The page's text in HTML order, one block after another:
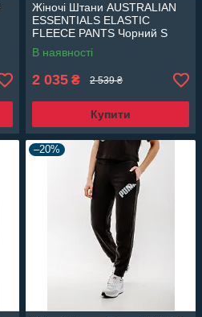
Жіночі Штани AUSTRALIAN
ESSENTIALS ELASTIC
FLEECE PANTS Чорний S
(7dLSDPA0003-003 S)
В наявності
2 035 ₴ 2 539 ₴
Купити
–20%